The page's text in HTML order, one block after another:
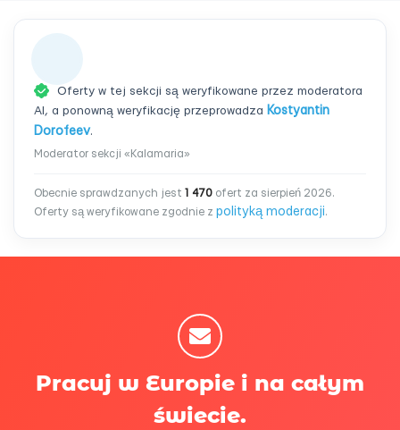
Oferty w tej sekcji są weryfikowane przez moderatora
AI, a ponowną weryfikację przeprowadza Kostyantin
Dorofeev.
Moderator sekcji «Kalamaria»
Obecnie sprawdzanych jest 1 470 ofert za sierpień 2026.
Oferty są weryfikowane zgodnie z polityką moderacji.
Pracuj w Europie i na całym
świecie.